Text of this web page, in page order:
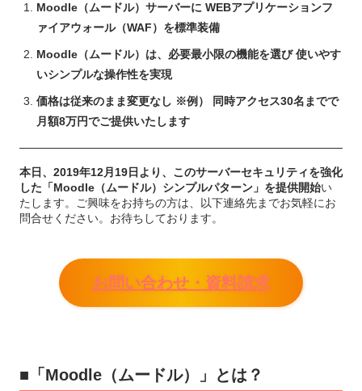
Moodle（ムードル）サーバーに WEBアプリケーションフ
ァイアウォール（WAF）を標準装備
Moodle（ムードル）は、必要最小限の機能を選び 使いやす
いシンプルな操作性を実現
価格は従来のまま変更なし ※例） 同時アクセス30名までで
月額8万円でご提供いたします
本日、2019年12月19日より、このサーバーセキュリティを強化
した「Moodle（ムードル）シンプルパターン」を提供開始い
たします。ご興味をお持ちの方は、以下連絡先までお気軽にお
問合せください。お待ちしております。
お問い合わせ・資料請求
■「Moodle（ムードル）」とは？